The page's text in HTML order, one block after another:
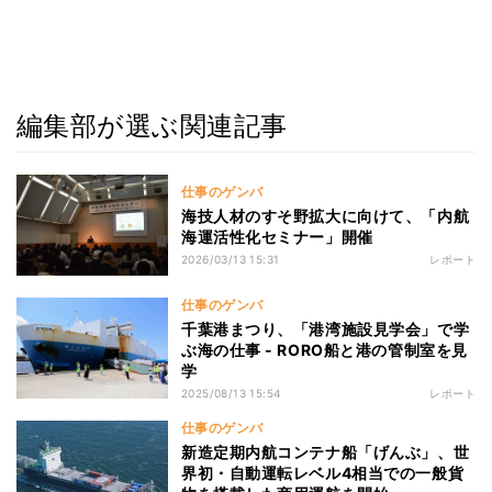
編集部が選ぶ関連記事
仕事のゲンバ
海技人材のすそ野拡大に向けて、「内航
海運活性化セミナー」開催
2026/03/13 15:31 レポート
仕事のゲンバ
千葉港まつり、「港湾施設見学会」で学
ぶ海の仕事 - RORO船と港の管制室を見
学
2025/08/13 15:54 レポート
仕事のゲンバ
新造定期内航コンテナ船「げんぶ」、世
界初・自動運転レベル4相当での一般貨